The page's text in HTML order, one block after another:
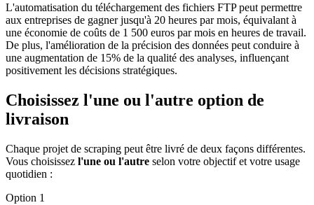
L'automatisation du téléchargement des fichiers FTP peut permettre
aux entreprises de gagner jusqu'à 20 heures par mois, équivalant à
une économie de coûts de 1 500 euros par mois en heures de travail.
De plus, l'amélioration de la précision des données peut conduire à
une augmentation de 15% de la qualité des analyses, influençant
positivement les décisions stratégiques.
Choisissez l'une ou l'autre option de
livraison
Chaque projet de scraping peut être livré de deux façons différentes.
Vous choisissez l'une ou l'autre selon votre objectif et votre usage
quotidien :
Option 1